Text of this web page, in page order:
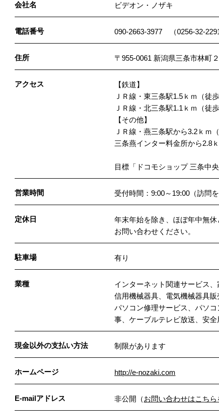
会社名 ビデオン・ノザキ
電話番号 090-2663-3977 （0256-32-
住所 〒955-0061 新潟県三条市林町
アクセス
【鉄道】
ＪＲ線・東三条駅1.5ｋｍ（徒
ＪＲ線・北三条駅1.1ｋｍ（徒
【その他】
ＪＲ線・燕三条駅から3.2ｋｍ
三条燕インター料金所から2.8
目標「ドコモショップ 三条中
営業時間 受付時間：9:00～19:00（訪問
定休日
年末年始を除き、ほぼ年中無
お問い合わせください。
駐車場 有り
業種
インターネット関連サービス
信用機械器具、電気機械器具
パソコン修理サービス、パソ
事、ケーブルテレビ放送、安
現金以外の支払い方法 制限があります
ホームページ http://e-nozaki.com
E-mailアドレス 非公開（お問い合わせはこち